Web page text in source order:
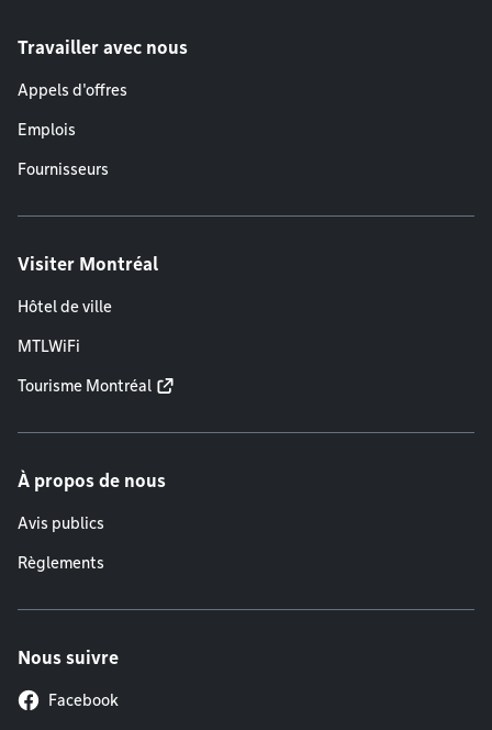
Travailler avec nous
Appels d'offres
Emplois
Fournisseurs
Visiter Montréal
Hôtel de ville
MTLWiFi
Tourisme Montréal
À propos de nous
Avis publics
Règlements
Nous suivre
Facebook